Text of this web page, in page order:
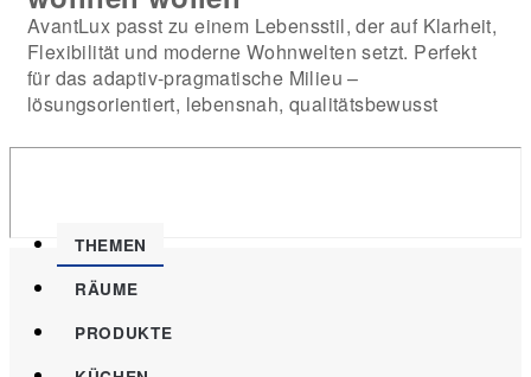
AvantLux passt zu einem Lebensstil, der auf Klarheit,
Flexibilität und moderne Wohnwelten setzt. Perfekt
für das adaptiv-pragmatische Milieu –
lösungsorientiert, lebensnah, qualitätsbewusst
THEMEN
RÄUME
PRODUKTE